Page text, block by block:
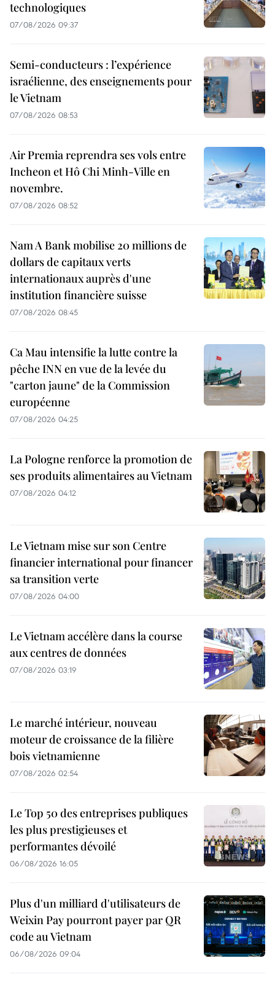
technologiques
07/08/2026 09:37
Semi-conducteurs : l’expérience
israélienne, des enseignements pour
le Vietnam
07/08/2026 08:53
Air Premia reprendra ses vols entre
Incheon et Hô Chi Minh-Ville en
novembre.
07/08/2026 08:52
Nam A Bank mobilise 20 millions de
dollars de capitaux verts
internationaux auprès d'une
institution financière suisse
07/08/2026 08:45
Ca Mau intensifie la lutte contre la
pêche INN en vue de la levée du
"carton jaune" de la Commission
européenne
07/08/2026 04:25
La Pologne renforce la promotion de
ses produits alimentaires au Vietnam
07/08/2026 04:12
Le Vietnam mise sur son Centre
financier international pour financer
sa transition verte
07/08/2026 04:00
Le Vietnam accélère dans la course
aux centres de données
07/08/2026 03:19
Le marché intérieur, nouveau
moteur de croissance de la filière
bois vietnamienne
07/08/2026 02:54
Le Top 50 des entreprises publiques
les plus prestigieuses et
performantes dévoilé
06/08/2026 16:05
Plus d'un milliard d'utilisateurs de
Weixin Pay pourront payer par QR
code au Vietnam
06/08/2026 09:04